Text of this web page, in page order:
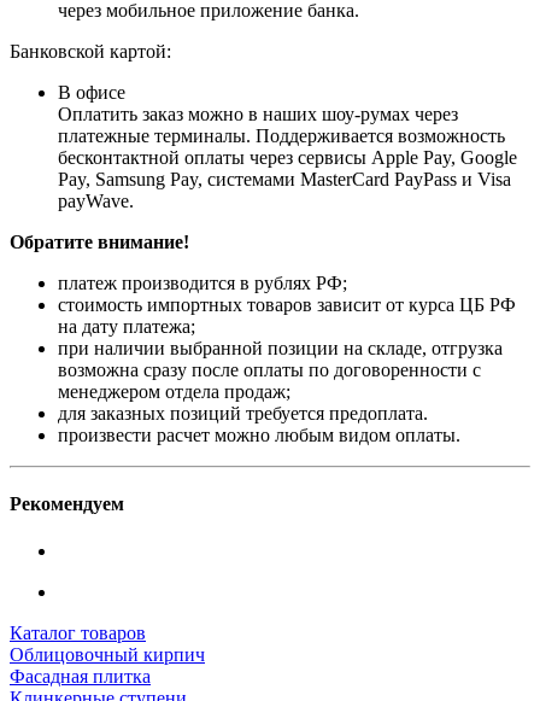
через мобильное приложение банка.
Банковской картой:
В офисе
Оплатить заказ можно в наших шоу-румах через
платежные терминалы. Поддерживается возможность
бесконтактной оплаты через сервисы Apple Pay, Google
Pay, Samsung Pay, системами MasterCard PayPass и Visa
payWave.
Обратите внимание!
платеж производится в рублях РФ;
стоимость импортных товаров зависит от курса ЦБ РФ
на дату платежа;
при наличии выбранной позиции на складе, отгрузка
возможна сразу после оплаты по договоренности с
менеджером отдела продаж;
для заказных позиций требуется предоплата.
произвести расчет можно любым видом оплаты.
Рекомендуем
Каталог товаров
Облицовочный кирпич
Фасадная плитка